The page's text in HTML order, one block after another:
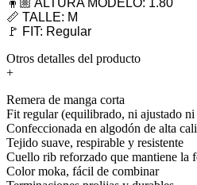
📏 TALLE: M
🚩 FIT: Regular
Otros detalles del producto
+
Remera de manga corta
Fit regular (equilibrado, ni ajustado ni
Confeccionada en algodón de alta
Tejido suave, respirable y resistente
Cuello rib reforzado que mantiene la
Color moka, fácil de combinar